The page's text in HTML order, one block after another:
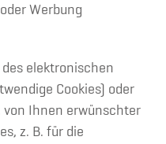
Werbung
elektronischen
Cookies) oder
Ihnen erwünschter
z. B. für die